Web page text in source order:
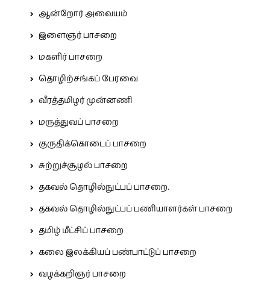
ஆன்றோர் அவையம்
இளைஞர் பாசறை
மகளிர் பாசறை
தொழிற்சங்கப் பேரவை
வீரத்தமிழர் முன்னணி
மருத்துவப் பாசறை
குருதிக்கொடைப் பாசறை
சுற்றுச்சூழல் பாசறை
தகவல் தொழில்நுட்பப் பாசறை.
தகவல் தொழில்நுட்பப் பணியாளர்கள் பாசறை
தமிழ் மீட்சிப் பாசறை
கலை இலக்கியப் பண்பாட்டுப் பாசறை
வழக்கறிஞர் பாசறை